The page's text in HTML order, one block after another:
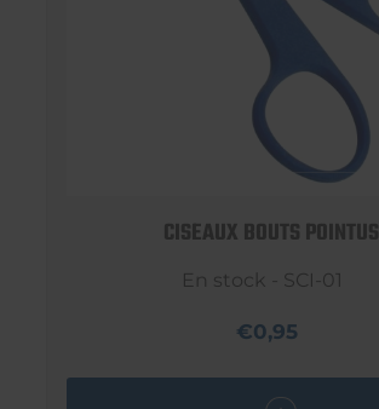
CISEAUX BOUTS POINTUS
En stock - SCI-01
€0,95